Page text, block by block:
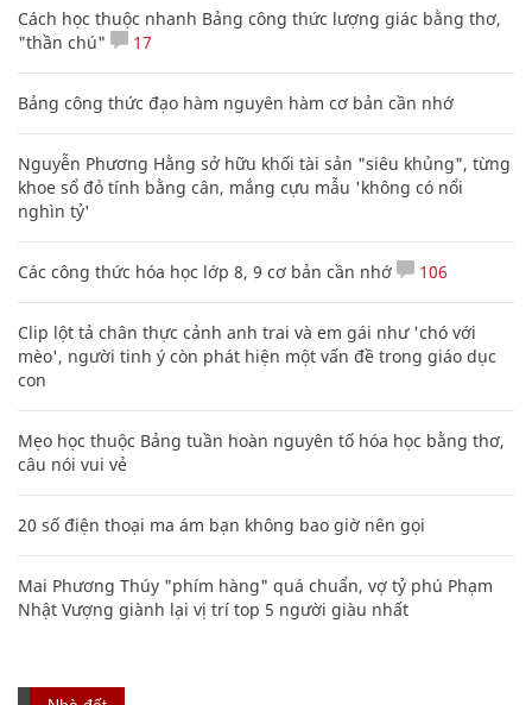
Cách học thuộc nhanh Bảng công thức lượng giác bằng thơ,
"thần chú"
17
Bảng công thức đạo hàm nguyên hàm cơ bản cần nhớ
Nguyễn Phương Hằng sở hữu khối tài sản "siêu khủng", từng
khoe sổ đỏ tính bằng cân, mắng cựu mẫu 'không có nổi
nghìn tỷ'
Các công thức hóa học lớp 8, 9 cơ bản cần nhớ 106
Clip lột tả chân thực cảnh anh trai và em gái như 'chó với
mèo', người tinh ý còn phát hiện một vấn đề trong giáo dục
con
Mẹo học thuộc Bảng tuần hoàn nguyên tố hóa học bằng thơ,
câu nói vui vẻ
20 số điện thoại ma ám bạn không bao giờ nên gọi
Mai Phương Thúy "phím hàng" quá chuẩn, vợ tỷ phú Phạm
Nhật Vượng giành lại vị trí top 5 người giàu nhất